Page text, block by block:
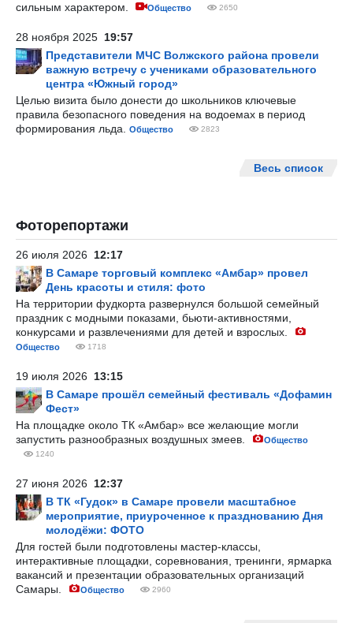
сильным характером.
Общество 2650
28 ноября 2025 19:57
Представители МЧС Волжского района провели
важную встречу с учениками образовательного
центра «Южный город»
Целью визита было донести до школьников ключевые
правила безопасного поведения на водоемах в период
формирования льда.
Общество 2823
Весь список
Фоторепортажи
26 июля 2026 12:17
В Самаре торговый комплекс «Амбар» провел
День красоты и стиля: фото
На территории фудкорта развернулся большой семейный
праздник с модными показами, бьюти-активностями,
конкурсами и развлечениями для детей и взрослых.
Общество 1718
19 июля 2026 13:15
В Самаре прошёл семейный фестиваль «Дофамин
Фест»
На площадке около ТК «Амбар» все желающие могли
запустить разнообразных воздушных змеев.
Общество
1240
27 июня 2026 12:37
В ТК «Гудок» в Самаре провели масштабное
мероприятие, приуроченное к празднованию Дня
молодёжи: ФОТО
Для гостей были подготовлены мастер-классы,
интерактивные площадки, соревнования, тренинги, ярмарка
вакансий и презентации образовательных организаций
Самары.
Общество 2960